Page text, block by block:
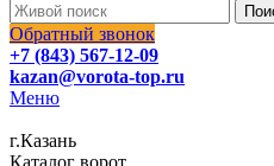
Обратный звонок
+7 (843) 567-12-09
kazan@vorota-top.ru
Меню
г.Казань
Каталог ворот